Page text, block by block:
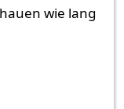
wie lang